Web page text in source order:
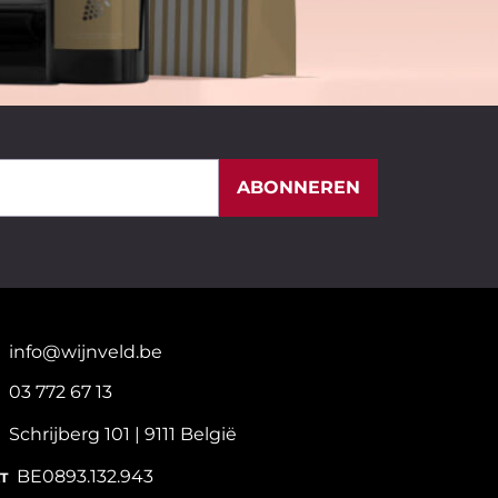
ABONNEREN
info@wijnveld.be
03 772 67 13
Schrijberg 101 | 9111 België
BE0893.132.943